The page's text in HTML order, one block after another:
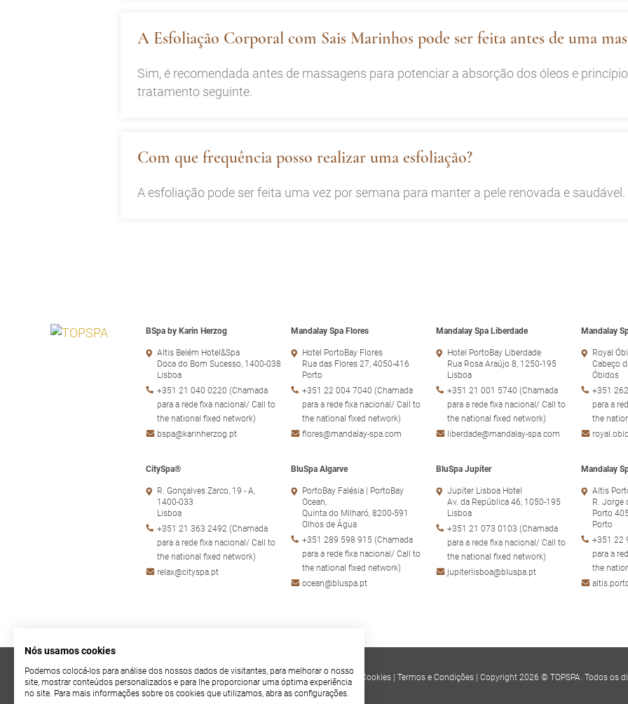
A Esfoliação Corporal com Sais Marinhos pode ser feita antes de uma
Sim, é recomendada antes de massagens para potenciar a absorção dos óleos e
tratamento seguinte.
Com que frequência posso realizar uma esfoliação?
A esfoliação pode ser feita uma vez por semana para manter a pele renovada e saudável.
BSpa by Karin Herzog
Altis Belém Hotel&Spa
Doca do Bom Sucesso, 1400-038
Lisboa
+351 21 040 0220 (Chamada
para a rede fixa nacional/ Call to
the national fixed network)
bspa@karinherzog.pt
Mandalay Spa Flores
Hotel PortoBay Flores
Rua das Flores 27, 4050-416
Porto
+351 22 004 7040 (Chamada
para a rede fixa nacional/ Call to
the national fixed network)
flores@mandalay-spa.com
Mandalay Spa Liberdade
Hotel PortoBay Liberdade
Rua Rosa Araújo 8, 1250-195
Lisboa
+351 21 001 5740 (Chamada
para a rede fixa nacional/ Call to
the national fixed network)
liberdade@mandalay-spa.com
Mandalay
Royal
Cabeço
Óbidos
+351
para a
the
CitySpa®
R. Gonçalves Zarco, 19 - A,
1400-033
Lisboa
+351 21 363 2492 (Chamada
para a rede fixa nacional/ Call to
the national fixed network)
relax@cityspa.pt
BluSpa Algarve
PortoBay Falésia | PortoBay
Ocean,
Quinta do Milharó, 8200-591
Olhos de Água
+351 289 598 915 (Chamada
para a rede fixa nacional/ Call to
the national fixed network)
ocean@bluspa.pt
BluSpa Jupiter
Jupiter Lisboa Hotel
Av. da República 46, 1050-195
Lisboa
+351 21 073 0103 (Chamada
para a rede fixa nacional/ Call to
the national fixed network)
jupiterlisboa@bluspa.pt
Mandalay
Altis
R. Jorge
Porto
Porto
+351 22
para a
the
Política de Privacidade Política de Cookies |Termos e Condições |Copyright 2026 © TOPSPA. Todos os
Nós usamos cookies
Podemos colocá-los para análise dos nossos dados de visitantes, para melhorar o nosso
site, mostrar conteúdos personalizados e para lhe proporcionar uma óptima experiência
no site. Para mais informações sobre os cookies que utilizamos, abra as configurações.